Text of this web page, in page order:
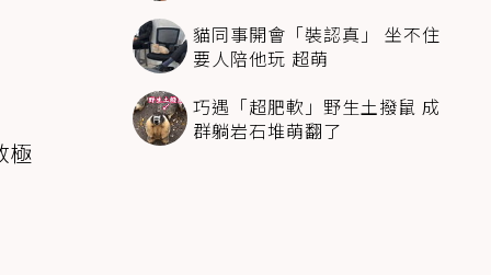
極
貓同事開會「裝認真」 坐不住
要人陪他玩 超萌
巧遇「超肥軟」野生土撥鼠 成
群躺岩石堆萌翻了